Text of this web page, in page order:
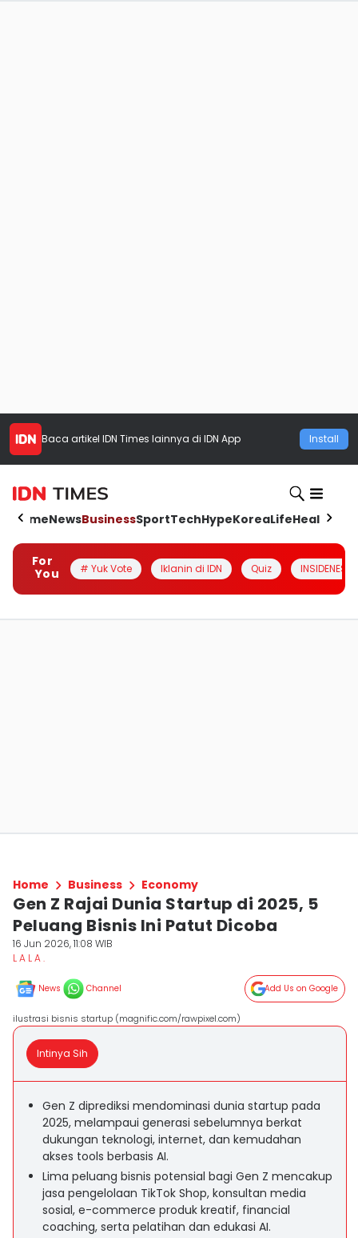
Baca artikel IDN Times lainnya di IDN App Install
HomeNewsBusinessSportTechHypeKoreaLifeHealth
For
You
# Yuk Vote Iklanin di IDN Quiz INSIDENESIA
Home Business Economy
Gen Z Rajai Dunia Startup di 2025, 5
Peluang Bisnis Ini Patut Dicoba
16 Jun 2026, 11:08 WIB
L A L A .
News Channel Add Us on Google
ilustrasi bisnis startup (magnific.com/rawpixel.com)
Intinya Sih
Gen Z diprediksi mendominasi dunia startup pada
2025, melampaui generasi sebelumnya berkat
dukungan teknologi, internet, dan kemudahan
akses tools berbasis AI.
Lima peluang bisnis potensial bagi Gen Z mencakup
jasa pengelolaan TikTok Shop, konsultan media
sosial, e-commerce produk kreatif, financial
coaching, serta pelatihan dan edukasi AI.